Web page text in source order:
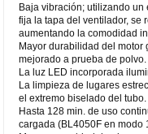
Baja vibración; utilizando
fija la tapa del ventilador, se
aumentando la comodidad
Mayor durabilidad del motor
mejorado a prueba de polvo.
La luz LED incorporada
La limpieza de lugares
el extremo biselado del tubo.
Hasta 128 min. de uso
cargada (BL4050F en modo